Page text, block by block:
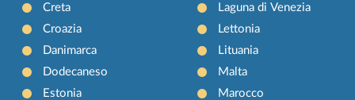
Creta
Croazia
Danimarca
Dodecaneso
Estonia
Laguna di Venezia
Lettonia
Lituania
Malta
Marocco